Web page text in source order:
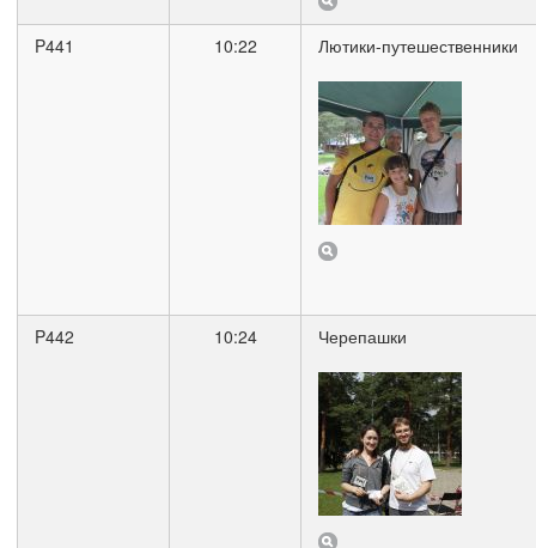
P441 10:22 Лютики-путешественники
P442 10:24 Черепашки